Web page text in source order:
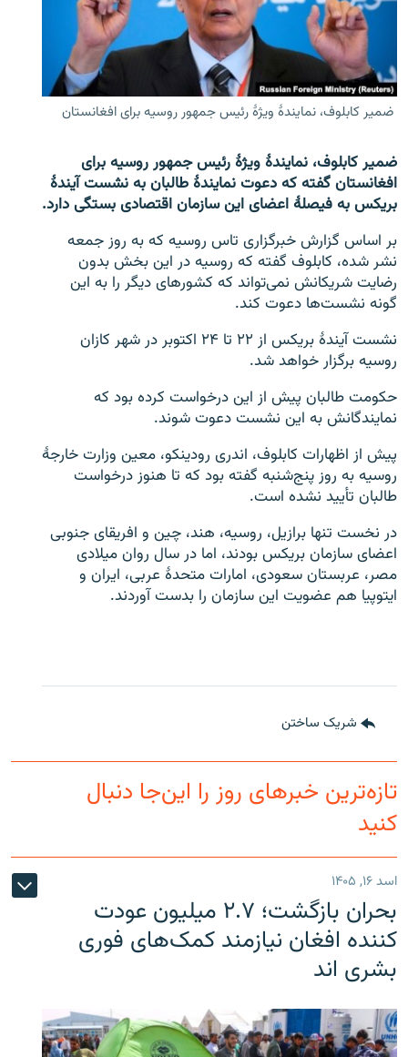
تماس
صفحه پشتو
Azadi English
همۀ سایت‌های رادیو آزادی/ رادیو اروپای آزاد
ضمیر کابلوف، نمایندۀ ویژۀ رئیس جمهور روسیه برای افغانستان
ضمیر کابلوف، نمایندۀ ویژۀ رئیس جمهور روسیه برای
افغانستان گفته که دعوت نمایندۀ طالبان به نشست آیندۀ
بریکس به فیصلۀ اعضای این سازمان اقتصادی بستگی دارد.
بر اساس گزارش خبرگزاری تاس روسیه که به روز جمعه
نشر شده، کابلوف گفته که روسیه در این بخش بدون
رضایت شریکانش نمی‌تواند که کشورهای دیگر را به این
گونه نشست‌ها دعوت کند.
نشست آیندۀ بریکس از ۲۲ تا ۲۴ اکتوبر در شهر کازان
روسیه برگزار خواهد شد.
حکومت طالبان پیش از این درخواست کرده بود که
نمایندگانش به این نشست دعوت شوند.
پیش از اظهارات کابلوف، اندری رودینکو، معین وزارت خارجۀ
روسیه به روز پنج‌شنبه گفته بود که تا هنوز درخواست
طالبان تأیید نشده است.
در نخست تنها برازیل، روسیه، هند، چین و افریقای جنوبی
اعضای سازمان بریکس بودند، اما در سال روان میلادی
مصر، عربستان سعودی، امارات متحدۀ عربی، ایران و
ایتوپیا هم عضویت این سازمان را بدست آوردند.
شریک ساختن
تازه‌ترین خبرهای روز را این‌جا دنبال
کنید
اسد ۱۶, ۱۴۰۵
بحران بازگشت؛ ۲.۷ میلیون عودت
کننده افغان نیازمند کمک‌های فوری
بشری اند